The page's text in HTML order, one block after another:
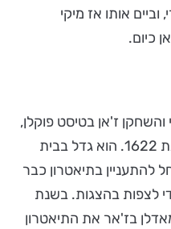
וביים אותו אז מיקי
כיום.
והשחקן ז'אן בטיסט פוקלן,
שנודע בשם מולייר - נולד בשנת 1622. הוא גדל בבית
להתעניין בתיאטרון כבר
לצפות בהצגות. בשנת
מאדלן בז'אר את התיאטרון